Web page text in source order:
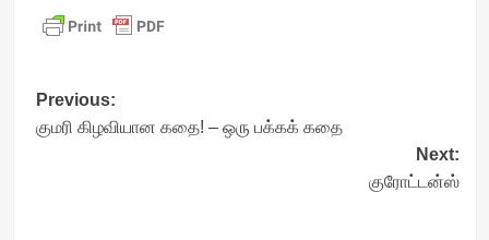
Post
navigation
Previous:
குமரி கிழவியான கதை! – ஒரு பக்கக் கதை
Next:
குரோட்டன்ஸ்